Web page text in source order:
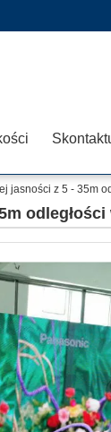
jasności z 5 - 35m